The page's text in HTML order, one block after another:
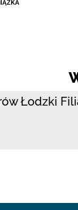
Łodzki